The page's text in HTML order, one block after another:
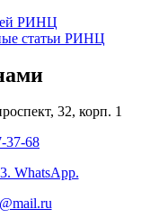
РИНЦ
статьи РИНЦ
32, корп. 1
37-68
WhatsApp.